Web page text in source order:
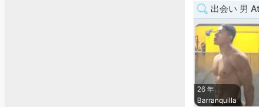
出会い 男
26 年
Barranquilla